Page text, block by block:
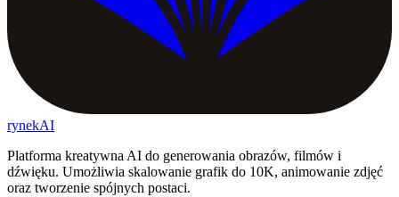
rynekAI
Platforma kreatywna AI do generowania obrazów, filmów i
dźwięku. Umożliwia skalowanie grafik do 10K, animowanie zdjęć
oraz tworzenie spójnych postaci.